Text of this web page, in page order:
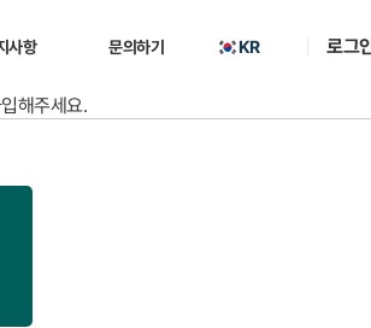
사항 문의하기 KR 로그
해주세요.